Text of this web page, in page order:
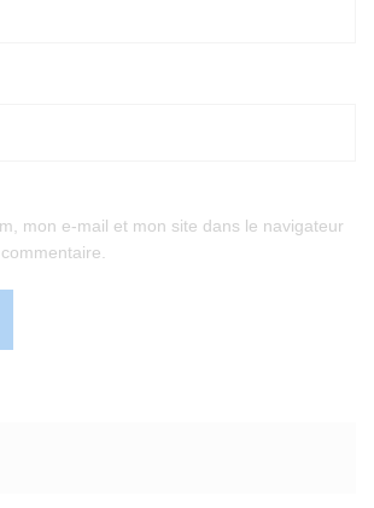
mon e-mail et mon site dans le navigateur